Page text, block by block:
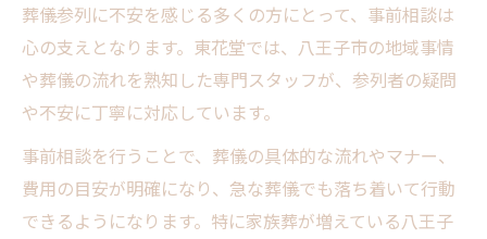
葬儀参列に不安を感じる多くの方にとって、事前相談は
心の支えとなります。東花堂では、八王子市の地域事情
や葬儀の流れを熟知した専門スタッフが、参列者の疑問
や不安に丁寧に対応しています。
事前相談を行うことで、葬儀の具体的な流れやマナー、
費用の目安が明確になり、急な葬儀でも落ち着いて行動
できるようになります。特に家族葬が増えている八王子